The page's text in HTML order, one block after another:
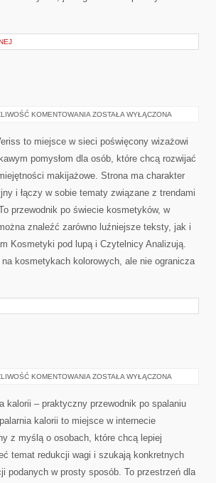
KOMENTOWANIA MAKIJAŻ
ZOSTAŁA WYŁĄCZONA
to miejsce w sieci poświęcony wizażowi
pomysłom dla osób, które chcą rozwijać
makijażowe. Strona ma charakter
i łączy w sobie tematy związane z trendami
przewodnik po świecie kosmetyków, w
znaleźć zarówno luźniejsze teksty, jak i
Kosmetyki pod lupą i Czytelnicy Analizują.
kosmetykach kolorowych, ale nie ogranicza
KOMENTOWANIA ZDROWE
ZOSTAŁA WYŁĄCZONA
kalorii – praktyczny przewodnik po spalaniu
kalorii to miejsce w internecie
z myślą o osobach, które chcą lepiej
temat redukcji wagi i szukają konkretnych
podanych w prosty sposób. To przestrzeń dla